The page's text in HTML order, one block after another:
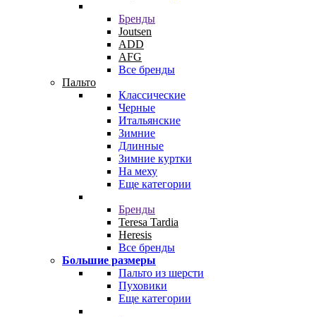
Бренды
Joutsen
ADD
AFG
Все бренды
Пальто
Классические
Черные
Итальянские
Зимние
Длинные
Зимние куртки
На меху
Еще категории
Бренды
Teresa Tardia
Heresis
Все бренды
Большие размеры
Пальто из шерсти
Пуховики
Еще категории